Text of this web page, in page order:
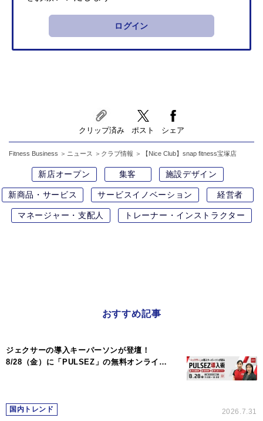
ログイン
クリップ済み ポスト シェア
Fitness Business ニュース クラブ情報 【Nice Club】snap fitness宝塚店
新店オープン 集客 施設デザイン
新商品・サービス サービスイノベーション 経営者
マネージャー・支配人 トレーナー・インストラクター
おすすめ記事
ジェクサーの導入キーパーソンが登壇！
8/28（金）に「PULSEZ」の無料オンライ…
国内トレンド 2026.7.31